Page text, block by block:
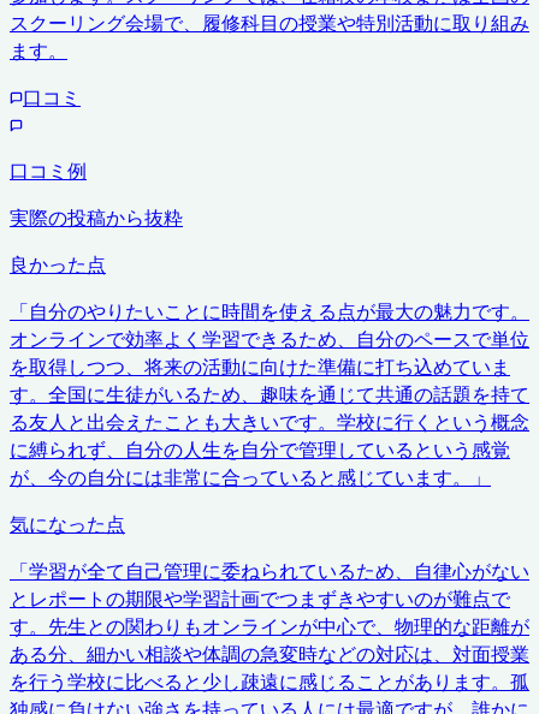
スクーリング会場で、履修科目の授業や特別活動に取り組み
ます。
口コミ
口コミ例
実際の投稿から抜粋
良かった点
「自分のやりたいことに時間を使える点が最大の魅力です。
オンラインで効率よく学習できるため、自分のペースで単位
を取得しつつ、将来の活動に向けた準備に打ち込めていま
す。全国に生徒がいるため、趣味を通じて共通の話題を持て
る友人と出会えたことも大きいです。学校に行くという概念
に縛られず、自分の人生を自分で管理しているという感覚
が、今の自分には非常に合っていると感じています。 」
気になった点
「学習が全て自己管理に委ねられているため、自律心がない
とレポートの期限や学習計画でつまずきやすいのが難点で
す。先生との関わりもオンラインが中心で、物理的な距離が
ある分、細かい相談や体調の急変時などの対応は、対面授業
を行う学校に比べると少し疎遠に感じることがあります。孤